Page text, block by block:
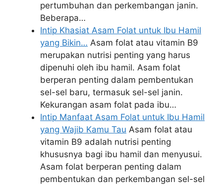
pertumbuhan dan perkembangan janin.
Beberapa…
Intip Khasiat Asam Folat untuk Ibu Hamil
yang Bikin… Asam folat atau vitamin B9
merupakan nutrisi penting yang harus
dipenuhi oleh ibu hamil. Asam folat
berperan penting dalam pembentukan
sel-sel baru, termasuk sel-sel janin.
Kekurangan asam folat pada ibu…
Intip Manfaat Asam Folat untuk Ibu Hamil
yang Wajib Kamu Tau Asam folat atau
vitamin B9 adalah nutrisi penting
khususnya bagi ibu hamil dan menyusui.
Asam folat berperan penting dalam
pembentukan dan perkembangan sel-sel